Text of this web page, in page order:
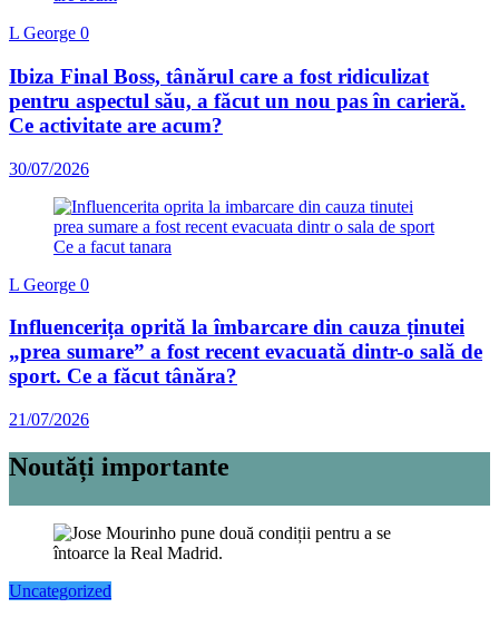
L George 0
Ibiza Final Boss, tânărul care a fost ridiculizat
pentru aspectul său, a făcut un nou pas în carieră.
Ce activitate are acum?
30/07/2026
L George 0
Influencerița oprită la îmbarcare din cauza ținutei
„prea sumare” a fost recent evacuată dintr-o sală de
sport. Ce a făcut tânăra?
21/07/2026
Noutăți importante
Uncategorized